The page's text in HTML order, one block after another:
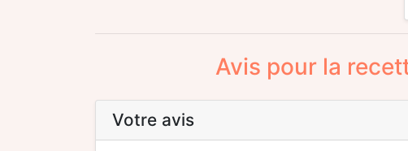
Avis pour la
Votre avis